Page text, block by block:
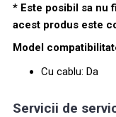
* Este posibil sa nu
acest produs este
Model
Cu cablu: Da
Servicii de